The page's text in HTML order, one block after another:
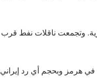
وتجمعت ناقلات نفط قرب
في هرمز وبحجم أي رد إيراني